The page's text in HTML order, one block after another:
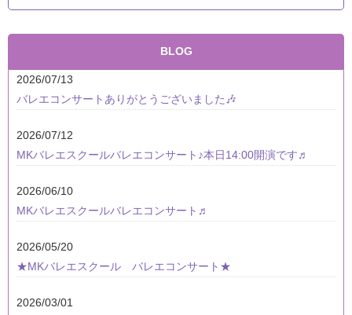
BLOG
2026/07/13
バレエコンサートありがとうございました🎶
2026/07/12
MKバレエスクールバレエコンサート♪本日14:00開演です♬
2026/06/10
MKバレエスクールバレエコンサート♬
2026/05/20
★MKバレエスクール バレエコンサート★
2026/03/01